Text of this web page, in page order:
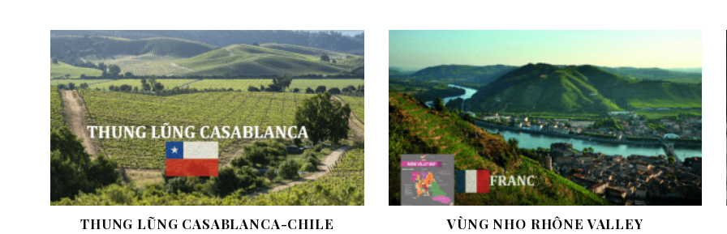
THUNG LŨNG CASABLANCA-CHILE VÙNG NHO RHÔNE VALLEY